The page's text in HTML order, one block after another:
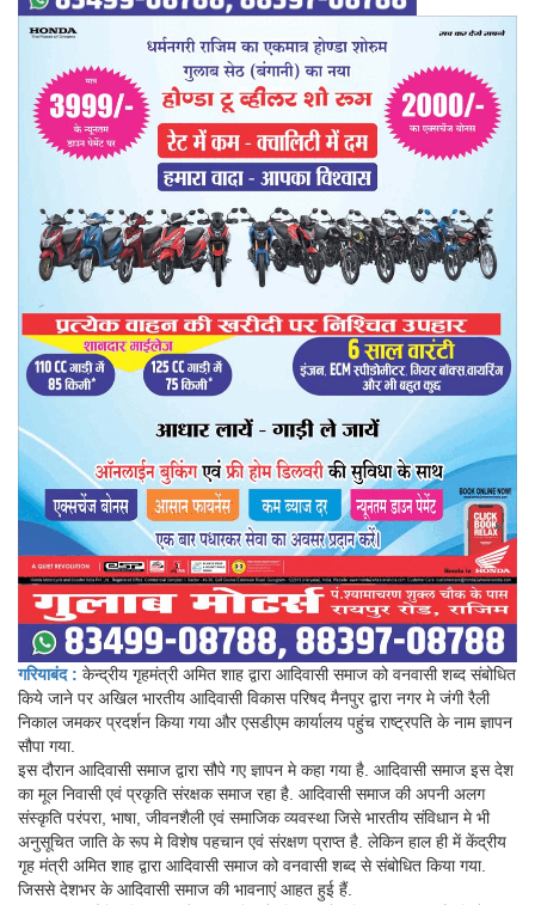
गरियाबंद : केन्द्रीय गृहमंत्री अमित शाह द्वारा आदिवासी समाज को वनवासी शब्द संबोधित
किये जाने पर अखिल भारतीय आदिवासी विकास परिषद मैनपुर द्वारा नगर मे जंगी रैली
निकाल जमकर प्रदर्शन किया गया और एसडीएम कार्यालय पहुंच राष्ट्रपति के नाम ज्ञापन
सौपा गया.
इस दौरान आदिवासी समाज द्वारा सौपे गए ज्ञापन मे कहा गया है. आदिवासी समाज इस देश
का मूल निवासी एवं प्रकृति संरक्षक समाज रहा है. आदिवासी समाज की अपनी अलग
संस्कृति परंपरा, भाषा, जीवनशैली एवं समाजिक व्यवस्था जिसे भारतीय संविधान मे भी
अनुसूचित जाति के रूप मे विशेष पहचान एवं संरक्षण प्राप्त है. लेकिन हाल ही में केंद्रीय
गृह मंत्री अमित शाह द्वारा आदिवासी समाज को वनवासी शब्द से संबोधित किया गया.
जिससे देशभर के आदिवासी समाज की भावनाएं आहत हुई हैं.